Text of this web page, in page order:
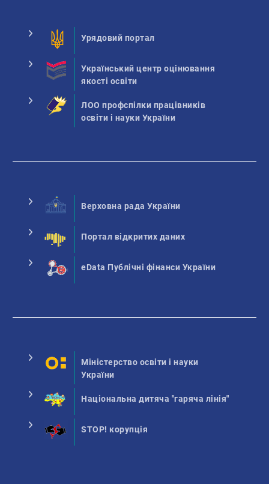
Урядовий портал
Український центр оцінювання
якості освіти
ЛОО профспілки працівників
освіти і науки України
Верховна рада України
Портал відкритих даних
eData Публічні фінанси України
Міністерство освіти і науки
України
Національна дитяча "гаряча лінія"
STOP! корупція